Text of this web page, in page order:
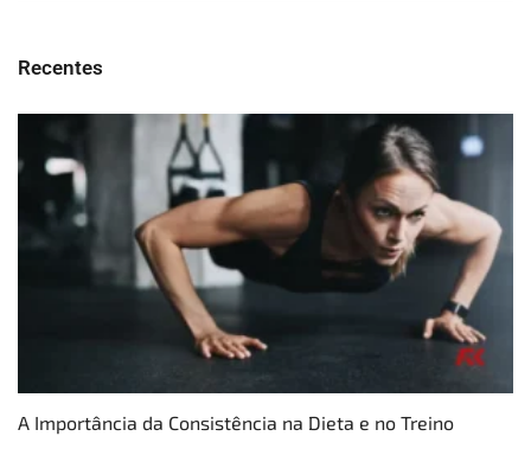
Recentes
A Importância da Consistência na Dieta e no Treino